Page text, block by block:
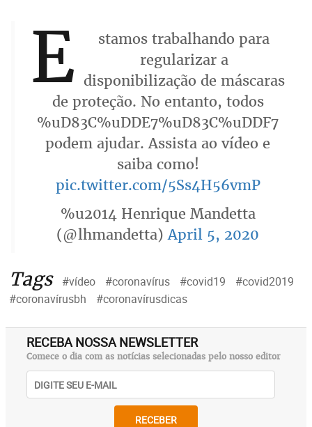
E
stamos trabalhando para
regularizar a
disponibilização de máscaras
de proteção. No entanto, todos
%uD83C%uDDE7%uD83C%uDDF7
podem ajudar. Assista ao vídeo e
saiba como!
pic.twitter.com/5Ss4H56vmP
%u2014 Henrique Mandetta
(@lhmandetta)April 5, 2020
Tags #vídeo #coronavírus #covid19
#covid2019
#coronavírusbh
#coronavírusdicas
RECEBA NOSSA NEWSLETTER
Comece o dia com as notícias selecionadas pelo nosso editor
RECEBER